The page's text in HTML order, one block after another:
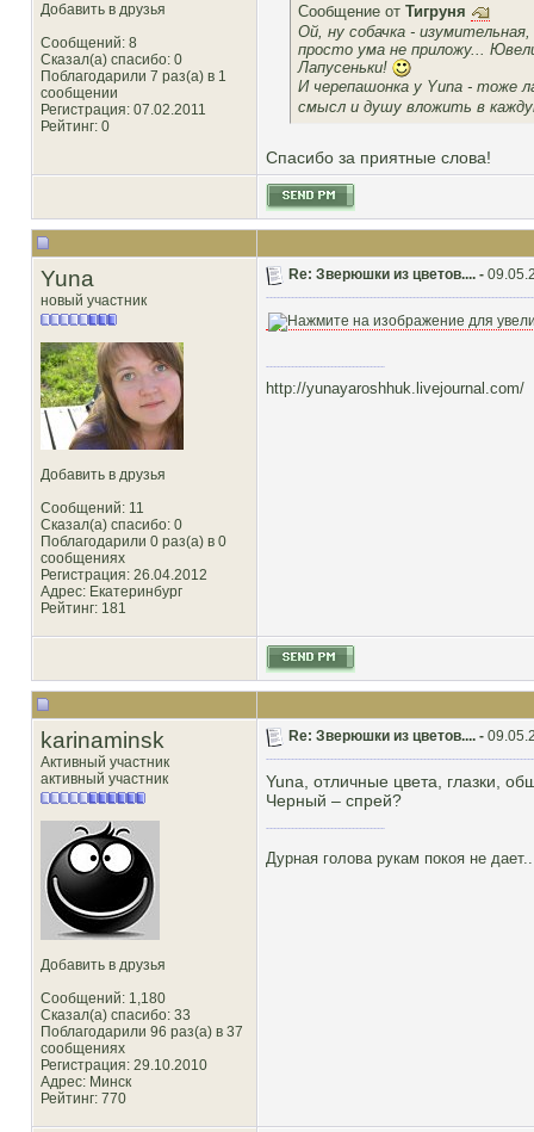
Добавить в друзья
Сообщений: 8
Сказал(а) спасибо: 0
Поблагодарили 7 раз(а) в 1
сообщении
Регистрация: 07.02.2011
Рейтинг: 0
Сообщение от Тигруня
Ой, ну собачка -
просто ума не приложу...
Лапусеньки!
И черепашонка у Yuna - тоже
смысл и душу вложить в
Спасибо за приятные слова!
Yuna
новый участник
Добавить в друзья
Сообщений: 11
Сказал(а) спасибо: 0
Поблагодарили 0 раз(а) в 0
сообщениях
Регистрация: 26.04.2012
Адрес: Екатеринбург
Рейтинг: 181
Re: Зверюшки из цветов.... -
http://yunayaroshhuk.livejournal.com/
karinaminsk
Активный участник
активный участник
Добавить в друзья
Сообщений: 1,180
Сказал(а) спасибо: 33
Поблагодарили 96 раз(а) в 37
сообщениях
Регистрация: 29.10.2010
Адрес: Минск
Рейтинг: 770
Re: Зверюшки из цветов.... -
Yuna, отличные цвета, глазки,
Черный – спрей?
Дурная голова рукам покоя не